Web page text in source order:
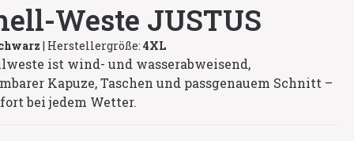
Weste JUSTUS
| Herstellergröße: 4XL
ist wind- und wasserabweisend,
Kapuze, Taschen und passgenauem Schnitt –
bei jedem Wetter.